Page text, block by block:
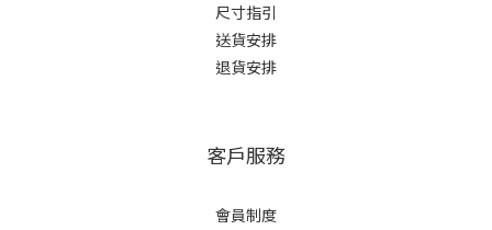
尺寸指引
送貨安排
退貨安排
客戶服務
會員制度